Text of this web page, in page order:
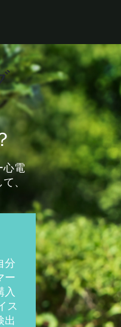
心電
、
分
ー
入
ス
出